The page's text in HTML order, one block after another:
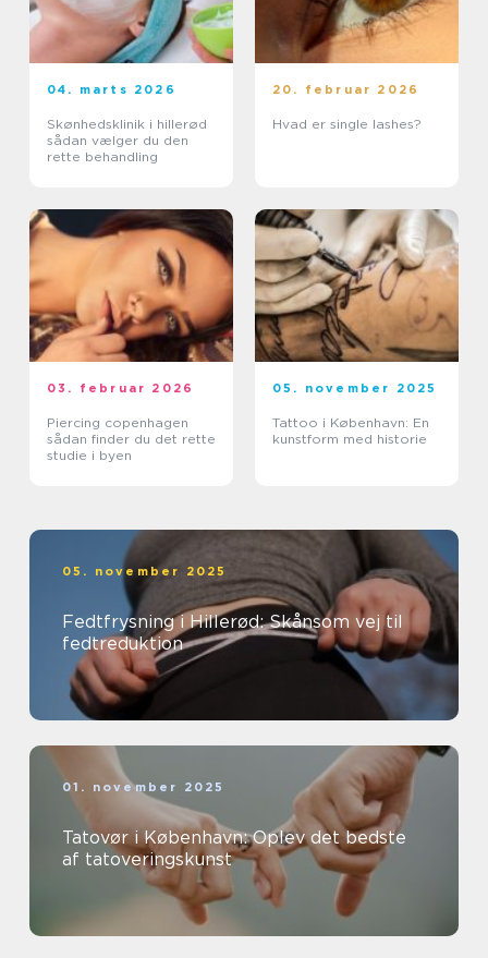
04. marts 2026
Skønhedsklinik i hillerød
sådan vælger du den
rette behandling
20. februar 2026
Hvad er single lashes?
03. februar 2026
Piercing copenhagen
sådan finder du det rette
studie i byen
05. november 2025
Tattoo i København: En
kunstform med historie
05. november 2025
Fedtfrysning i Hillerød: Skånsom vej til
fedtreduktion
01. november 2025
Tatovør i København: Oplev det bedste
af tatoveringskunst